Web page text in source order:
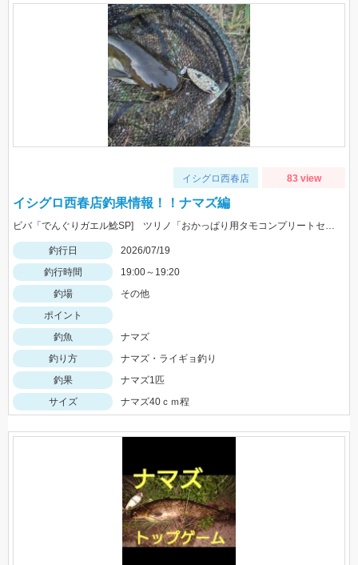
イシグロ西春店 83 view
イシグロ西春店釣果情報！！ナマズ編
ビバ「でんぐりガエル鯰SP] ツリノ「おかっぱり用タモコンプリートセット」大活躍！！
釣行日
2026/07/19
釣行時間
19:00～19:20
釣場
その他
ポイント
釣魚
ナマズ
釣り方
ナマズ・ライギョ釣り
釣果
ナマズ1匹
サイズ
ナマズ40ｃｍ程